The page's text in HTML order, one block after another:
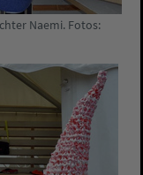
Naemi. Fotos: